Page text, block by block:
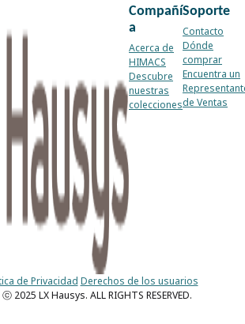
Compañí
a
Acerca de
HIMACS
Descubre
nuestras
colecciones
Soporte
Contacto
Dónde
comprar
Encuentra un
de Ventas
de Privacidad Derechos de los usuarios
2025 LX Hausys. ALL RIGHTS RESERVED.